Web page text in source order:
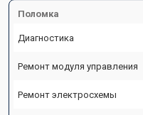
Поломка
Диагностика
Ремонт модуля управления
Ремонт электросхемы